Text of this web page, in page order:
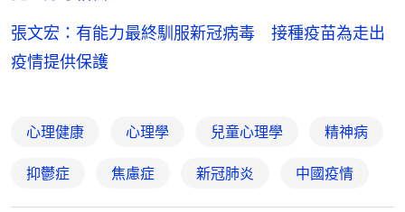
張文宏：有能力最終馴服新冠病毒 接種疫苗為走出
疫情提供保護
心理健康 心理學 兒童心理學 精神病
抑鬱症 焦慮症 新冠肺炎 中國疫情